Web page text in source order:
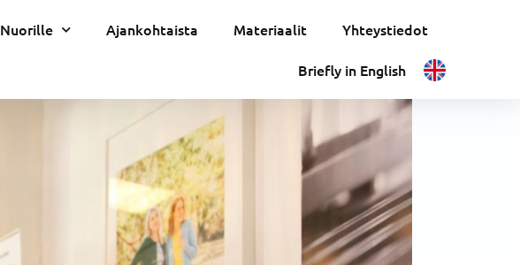
Nuorille Ajankohtaista Materiaalit Yhteystiedot
Briefly in English